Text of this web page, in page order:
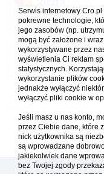
wNasze relacje z
podróży
Forum Chorwacja Online
Usuń ciasteczka•
Serwis internetowy
pokrewne technologie,
jego zasobów (np.
mogą być założone i
wykorzystywane przez
wyświetlenia Ci reklam
statystycznych.
wykorzystanie plików
jednakże wyłączyć
wyłączyć pliki cookie w
Jeśli masz u nas konto,
przez Ciebie dane, które
nick użytkownika są
są wprowadzane
jakiekolwiek dane
bez Twojej zgody